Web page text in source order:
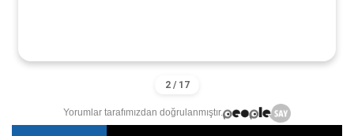
Yorumlar tarafımızdan doğrulanmıştır.